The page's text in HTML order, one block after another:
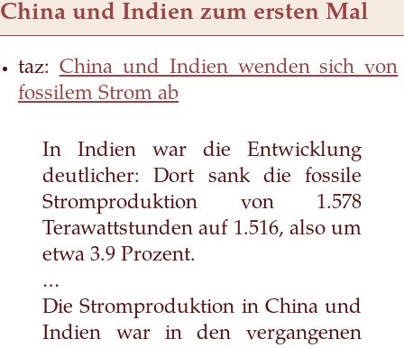
China und Indien zum ersten Mal
taz: China und Indien wenden sich von
fossilem Strom ab
In Indien war die Entwicklung
deutlicher: Dort sank die fossile
Stromproduktion von 1.578
Terawattstunden auf 1.516, also um
etwa 3.9 Prozent.
…
Die Stromproduktion in China und
Indien war in den vergangenen